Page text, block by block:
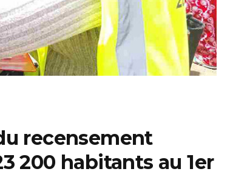
recensement
200 habitants au 1er